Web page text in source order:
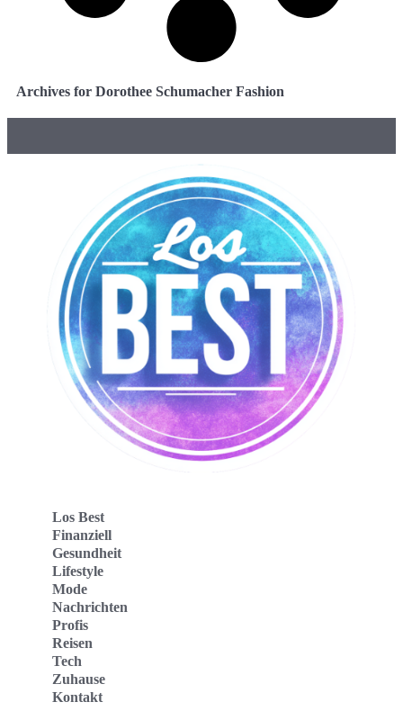
Archives for Dorothee Schumacher Fashion
Los Best
Finanziell
Gesundheit
Lifestyle
Mode
Nachrichten
Profis
Reisen
Tech
Zuhause
Kontakt